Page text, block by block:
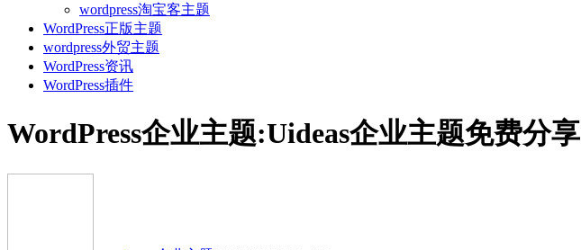
wordpress淘宝客主题
WordPress正版主题
wordpress外贸主题
WordPress资讯
WordPress插件
WordPress企业主题:Uideas企业主题免费分享